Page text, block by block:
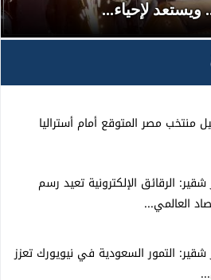
لإحياء...
منتخب مصر المتوقع أمام أستراليا
الرقائق الإلكترونية تعيد رسم
العالمي...
التمور السعودية في نيويورك تعزز